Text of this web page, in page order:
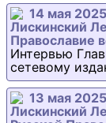
14 мая
Лискинский
Православие
Интервью
сетевому
13 мая
Лискинский